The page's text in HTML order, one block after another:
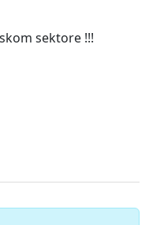
sektore !!!